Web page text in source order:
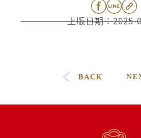
上版日期：2025-